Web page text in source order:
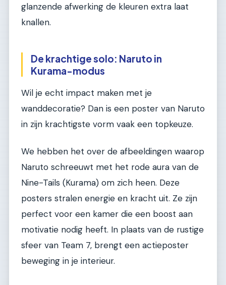
glanzende afwerking de kleuren extra laat
knallen.
De krachtige solo: Naruto in
Kurama-modus
Wil je echt impact maken met je
wanddecoratie? Dan is een poster van Naruto
in zijn krachtigste vorm vaak een topkeuze.
We hebben het over de afbeeldingen waarop
Naruto schreeuwt met het rode aura van de
Nine-Tails (Kurama) om zich heen. Deze
posters stralen energie en kracht uit. Ze zijn
perfect voor een kamer die een boost aan
motivatie nodig heeft. In plaats van de rustige
sfeer van Team 7, brengt een actieposter
beweging in je interieur.